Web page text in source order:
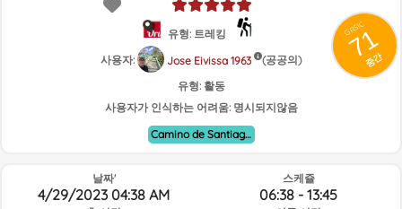
GRSIC
71
중간
유형: 트레킹
사용자:
Jose Eivissa 1963
(공공의)
유형: 활동
사용자가 인식하는 어려움: 명시되지않음
Camino de Santiago de Castellón - Bajo Aragón
날짜'
4/29/2023 04:38 AM
스케쥴
06:38 - 13:45